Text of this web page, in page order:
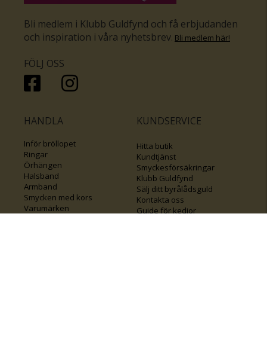
Bli medlem i Klubb Guldfynd och få erbjudanden
och inspiration i våra nyhetsbrev. Bli medlem här!
FÖLJ OSS
HANDLA
Inför bröllopet
Ringar
Örhängen
Halsband
Armband
Smycken med kors
Varumärken
KUNDSERVICE
Hitta butik
Kundtjänst
Smyckesförsäkringar
Klubb Guldfynd
Sälj ditt byrålådsguld
Kontakta oss
Guide för kedjor